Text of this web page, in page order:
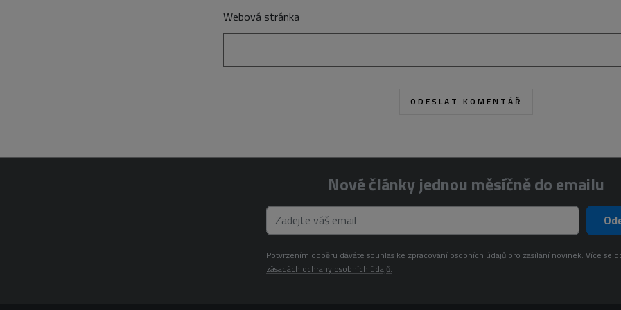
Webová stránka
Nové články jednou měsíčně do emailu
Potvrzením odběru dáváte souhlas ke zpracování osobních údajů pro zasílání novinek. Více se
zásadách ochrany osobních údajů.